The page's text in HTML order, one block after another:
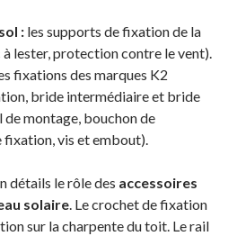
: les supports de fixation de la
à lester, protection contre le vent).
fixations des marques K2
bride intermédiaire et bride
de montage, bouchon de
fixation, vis et embout).
détails le rôle des accessoires
solaire. Le crochet de fixation
sur la charpente du toit. Le rail